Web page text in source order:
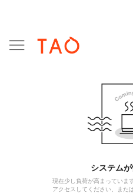
システム
現在少し負荷が高まっていま
アクセスしてください、また